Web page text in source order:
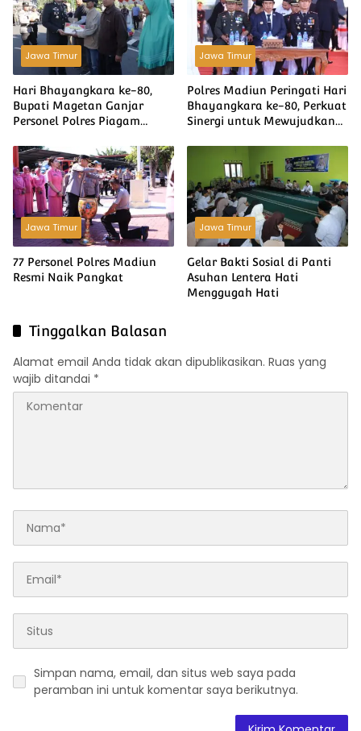
Jawa Timur
Hari Bhayangkara ke-80,
Bupati Magetan Ganjar
Personel Polres Piagam
Pengabdian Menjaga
Kamtibmas yg kondusif
Jawa Timur
Polres Madiun Peringati Hari
Bhayangkara ke-80, Perkuat
Sinergi untuk Mewujudkan
Kondusif
Jawa Timur
77 Personel Polres Madiun
Resmi Naik Pangkat
Jawa Timur
Gelar Bakti Sosial di Panti
Asuhan Lentera Hati
Menggugah Hati
Tinggalkan Balasan
Alamat email Anda tidak akan dipublikasikan. Ruas yang
wajib ditandai *
Simpan nama, email, dan situs web saya pada
peramban ini untuk komentar saya berikutnya.